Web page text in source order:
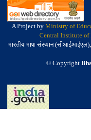
A Project by Ministry of
Central Institute of
भारतीय भाषा संस्थान (सीआईआईएल),
© Copyright